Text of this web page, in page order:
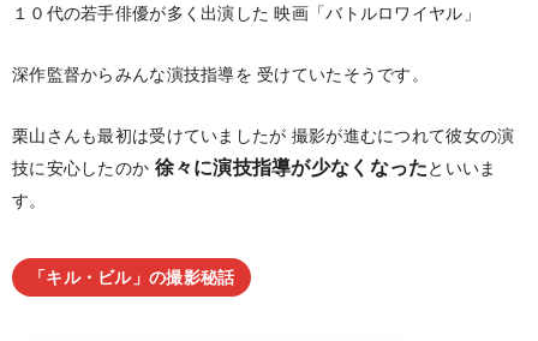
１０代の若手俳優が多く出演した 映画「バトルロワイヤル」
深作監督からみんな演技指導を 受けていたそうです。
栗山さんも最初は受けていましたが 撮影が進むにつれて彼女の演
技に安心したのか 徐々に演技指導が少なくなったといいま
す。
「キル・ビル」の撮影秘話